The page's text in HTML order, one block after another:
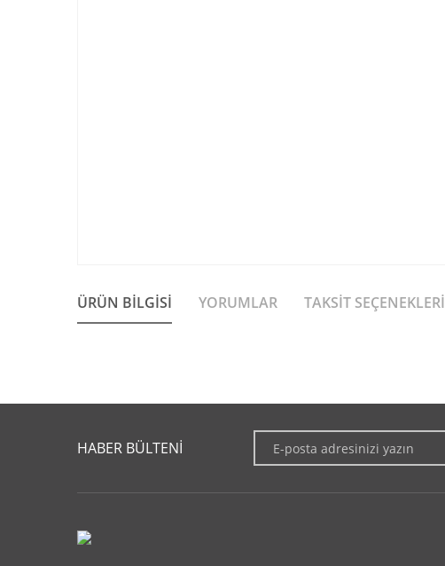
ÜRÜN BILGISI YORUMLAR TAKSIT SEÇENEKLERI
Görüş ve önerileriniz için teşekkür ederiz.
Ürün açıklamasında eksik bilgiler bulunuyor.
HABER BÜLTENİ